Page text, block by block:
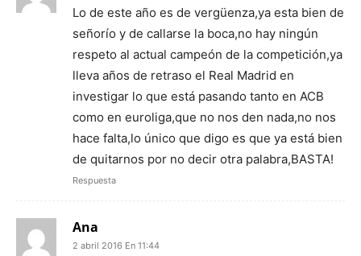
Lo de este año es de vergüenza,ya esta bien de
señorío y de callarse la boca,no hay ningún
respeto al actual campeón de la competición,ya
lleva años de retraso el Real Madrid en
investigar lo que está pasando tanto en ACB
como en euroliga,que no nos den nada,no nos
hace falta,lo único que digo es que ya está bien
de quitarnos por no decir otra palabra,BASTA!
Respuesta
Ana
2 abril 2016 En 11:44